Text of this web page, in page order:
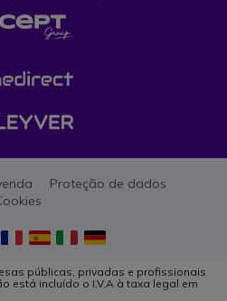
Proteção de dados
públicas, privadas e profissionais
está incluído o I.V.A à taxa legal em